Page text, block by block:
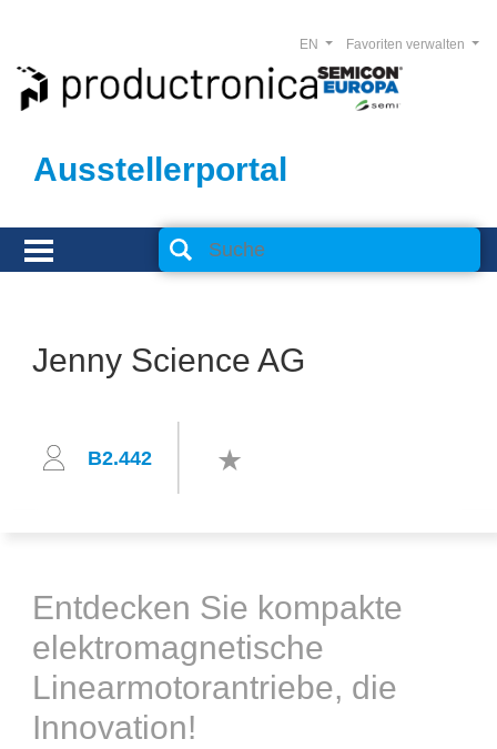
Ausstellerportal
Favoriten verwalten
EN
Jenny Science AG
B2.442
Entdecken Sie kompakte
elektromagnetische
Linearmotorantriebe, die
Innovation!